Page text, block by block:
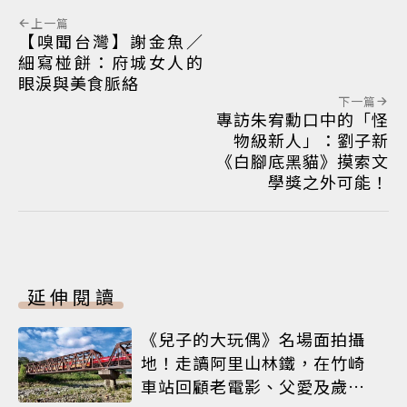
上一篇
【嗅聞台灣】謝金魚／
細寫椪餅：府城女人的
眼淚與美食脈絡
下一篇
專訪朱宥勳口中的「怪
物級新人」：劉子新
《白腳底黑貓》摸索文
學獎之外可能！
延伸閱讀
《兒子的大玩偶》名場面拍攝
地！走讀阿里山林鐵，在竹崎
車站回顧老電影、父愛及歲月